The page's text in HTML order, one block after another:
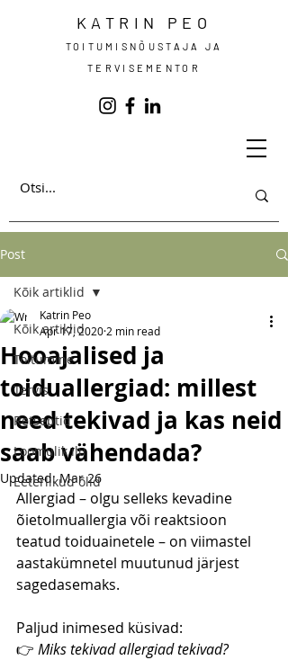
KATRIN PEO
TOITUMISNÕUSTAJA JA
TERVISEMENTOR
Post
Kõik artiklid
Toitumine
Tervis
Retseptid
Loomulik ilu
Eeterlikud õlid
Kõik artiklid
Hooajalised ja
toiduallergiad: millest
need tekivad ja kas neid
saab vähendada?
Katrin Peo
Apr 17, 2020 2 min read
Updated:Mar 26
Allergiad – olgu selleks kevadine
õietolmuallergia või reaktsioon
teatud toiduainetele – on viimastel
aastakümnetel muutunud järjest
sagedasemaks.
Paljud inimesed küsivad:
👉 Miks tekivad allergiad tekivad?